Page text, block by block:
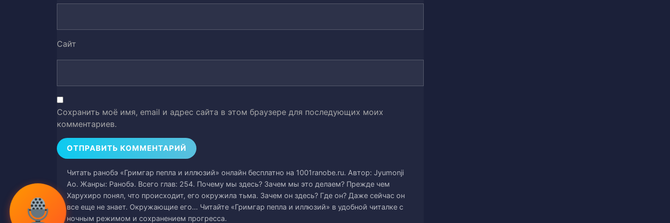
27
30 Уровень 2: Неумелый исполнитель
31 Уровень 2: Сопротивляясь инерции
33 Уровень 2: Контейнер
Уровень 2: Выбирая длинный путь
Сайт
Сохранить моё имя, email и адрес сайта в этом браузере для последующих моих
комментариев.
Читать ранобэ «Гримгар пепла и иллюзий» онлайн бесплатно на 1001ranobe.ru. Автор: Jyumonji
Ao. Жанры: Ранобэ. Всего глав: 254. Почему мы здесь? Зачем мы это делаем? Прежде чем
Харухиро понял, что происходит, его окружила тьма. Зачем он здесь? Где он? Даже сейчас он
все еще не знает. Окружающие его… Читайте «Гримгар пепла и иллюзий» в удобной читалке с
ночным режимом и сохранением прогресса.